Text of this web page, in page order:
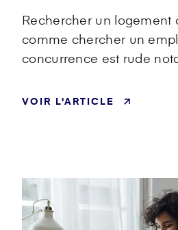
Rechercher un logement
comme chercher un
concurrence est rude
VOIR L'ARTICLE